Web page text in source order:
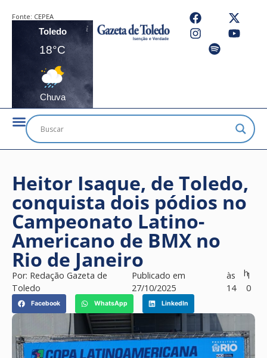
Fonte: CEPEA
Toledo
18°C
Chuva
Heitor Isaque, de Toledo,
conquista dois pódios no
Campeonato Latino-
Americano de BMX no
Rio de Janeiro
Por: Redação Gazeta de
Toledo
Publicado em
27/10/2025
às
14
h1
0
Facebook WhatsApp LinkedIn